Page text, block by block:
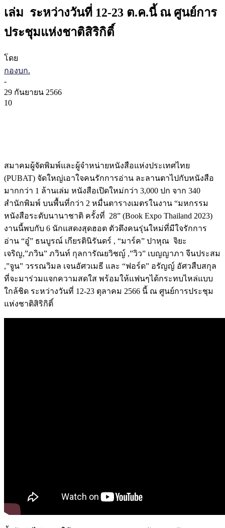
เล่ม ระหว่างวันที่ 12-23 ต.ค.นี้ ณ ศูนย์การ
ประชุมแห่งชาติสิริกิติ์
โดย
กองบก.
-
29 กันยายน 2566
10
สมาคมผู้จัดพิมพ์และผู้จำหน่ายหนังสือแห่งประเทศไทย
(PUBAT) จัดใหญ่เอาใจคนรักการอ่าน ละลานตาไปกับหนังสือ
มากกว่า 1 ล้านเล่ม หนังสือเปิดใหม่กว่า 3,000 ปก จาก 340
สำนักพิมพ์ บนพื้นที่กว่า 2 หมื่นตารางเมตรในงาน “มหกรรม
หนังสือระดับนานาชาติ ครั้งที่ 28” (Book Expo Thailand 2023)
งานนี้พบกับ 6 นักแสดงสุดฮอต ตัวตึงคนรุ่นใหม่ที่มีใจรักการ
อ่าน “อู๋” ธนบูรณ์ เกียรตินิรันดร์ , “มาร์ค” ปาหุณ จิยะ
เจริญ,”ภวิน” ภวินท์ กุลการัณยวิชญ์ ,”วิว” เบญญาภา จีนประสม
,”จูน” วรรณวิมล เจนอัศวเมธี และ “ฟอร์ด” อรัญญ์ อัศวสืบสกุล
ที่จะมาร่วมแจกความสดใส พร้อมให้แฟนๆได้กระทบไหล่แบบ
ใกล้ชิด ระหว่างวันที่ 12-23 ตุลาคม 2566 นี้ ณ ศูนย์การประชุม
แห่งชาติสิริกิติ์